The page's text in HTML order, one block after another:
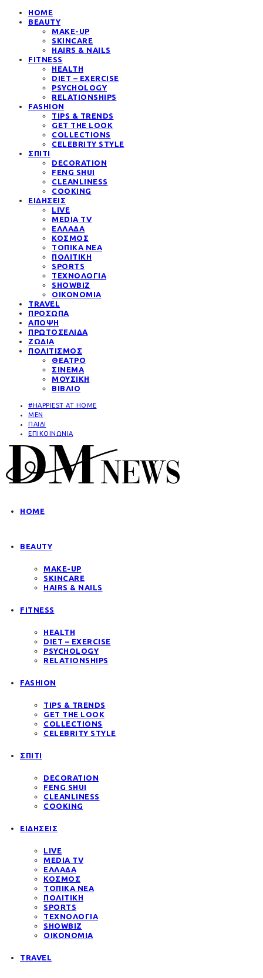
HOME
BEAUTY
MAKE-UP
SKINCARE
HAIRS & NAILS
FITNESS
HEALTH
DIET – EXERCISE
PSYCHOLOGY
RELATIONSHIPS
FASHION
TIPS & TRENDS
GET THE LOOK
COLLECTIONS
CELEBRITY STYLE
ΣΠΙΤΙ
DECORATION
FENG SHUI
CLEANLINESS
COOKING
ΕΙΔΗΣΕΙΣ
LIVE
MEDIA TV
ΕΛΛΑΔΑ
ΚΟΣΜΟΣ
ΤΟΠΙΚΑ ΝΕΑ
ΠΟΛΙΤΙΚΗ
SPORTS
ΤΕΧΝΟΛΟΓΙΑ
SHOWBIZ
ΟΙΚΟΝΟΜΙΑ
TRAVEL
ΠΡΟΣΩΠΑ
ΑΠΟΨΗ
ΠΡΩΤΟΣΕΛΙΔΑ
ΖΩΔΙΑ
ΠΟΛΙΤΙΣΜΟΣ
ΘΕΑΤΡΟ
ΣΙΝΕΜΑ
ΜΟΥΣΙΚΗ
ΒΙΒΛΙΟ
#HAPPIEST AT HOME
MEN
ΠΑΙΔΙ
ΕΠΙΚΟΙΝΩΝΙΑ
HOME
BEAUTY
MAKE-UP
SKINCARE
HAIRS & NAILS
FITNESS
HEALTH
DIET – EXERCISE
PSYCHOLOGY
RELATIONSHIPS
FASHION
TIPS & TRENDS
GET THE LOOK
COLLECTIONS
CELEBRITY STYLE
ΣΠΙΤΙ
DECORATION
FENG SHUI
CLEANLINESS
COOKING
ΕΙΔΗΣΕΙΣ
LIVE
MEDIA TV
ΕΛΛΑΔΑ
ΚΟΣΜΟΣ
ΤΟΠΙΚΑ ΝΕΑ
ΠΟΛΙΤΙΚΗ
SPORTS
ΤΕΧΝΟΛΟΓΙΑ
SHOWBIZ
ΟΙΚΟΝΟΜΙΑ
TRAVEL